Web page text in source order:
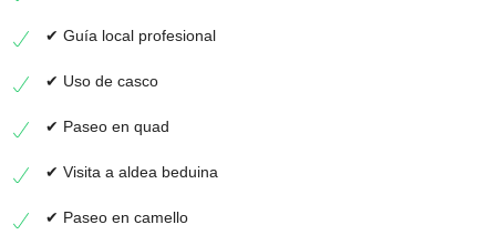
✔ Guía local profesional
✔ Uso de casco
✔ Paseo en quad
✔ Visita a aldea beduina
✔ Paseo en camello